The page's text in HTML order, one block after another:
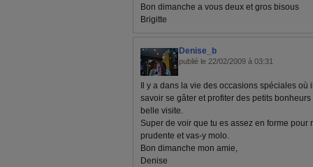
Bon dimanche a vous deux et gros bisous
Brigitte
Denise_b
publié le 22/02/2009 à 03:31
Il y a dans la vie des occasions spéciales
savoir se gâter et profiter des petits
belle visite.
Super de voir que tu es assez en forme pour
prudente et vas-y molo.
Bon dimanche mon amie,
Denise